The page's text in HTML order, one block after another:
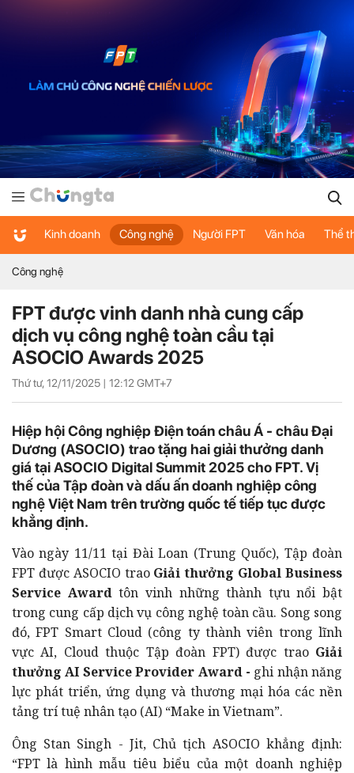
Kinh doanh Công nghệ Người FPT Văn hóa Thể
Công nghệ
FPT được vinh danh nhà cung cấp
dịch vụ công nghệ toàn cầu tại
ASOCIO Awards 2025
Thứ tư, 12/11/2025 | 12:12 GMT+7
Hiệp hội Công nghiệp Điện toán châu Á - châu Đại
Dương (ASOCIO) trao tặng hai giải thưởng danh
giá tại ASOCIO Digital Summit 2025 cho FPT. Vị
thế của Tập đoàn và dấu ấn doanh nghiệp công
nghệ Việt Nam trên trường quốc tế tiếp tục được
khẳng định.
Vào ngày 11/11 tại Đài Loan (Trung Quốc), Tập đoàn
FPT được ASOCIO trao Giải thưởng Global Business
Service Awardtôn vinh những thành tựu nổi bật
trong cung cấp dịch vụ công nghệ toàn cầu. Song song
đó, FPT Smart Cloud (công ty thành viên trong lĩnh
vực AI, Cloud thuộc Tập đoàn FPT) được trao Giải
thưởng AI Service Provider Award - ghi nhận năng
lực phát triển, ứng dụng và thương mại hóa các nền
tảng trí tuệ nhân tạo (AI) “Make in Vietnam”.
Ông Stan Singh - Jit, Chủ tịch ASOCIO khẳng định:
“FPT là hình mẫu tiêu biểu của một doanh nghiệp